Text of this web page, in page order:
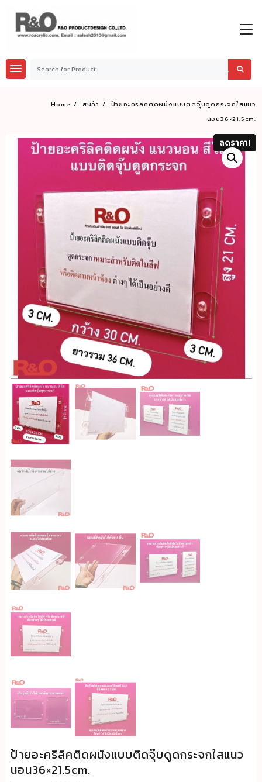
content
Home สินค้า
ป้ายอะคริลิคติดผนังแบบติดจุ๊บดูดกระจกใสแนว
นอน36×21.5cm.
ลดราคา!
ป้ายอะคริลิคติดผนังแบบติดจุ๊บดูดกระจกใสแนว
นอน36×21.5cm.
ลดราคา!